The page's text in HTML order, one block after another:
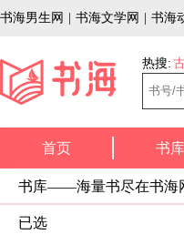
书海男生网 书海文学网 书海
热搜:
首页 书库
书库——海量书尽在书海
已选